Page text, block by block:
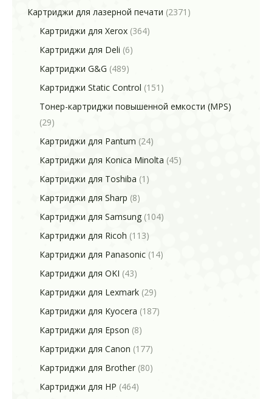
Картриджи для лазерной печати (2371)
Картриджи для Xerox (364)
Картриджи для Deli (6)
Картриджи G&G (489)
Картриджи Static Control (151)
Тонер-картриджи повышенной емкости (MPS)
(29)
Картриджи для Pantum (24)
Картриджи для Konica Minolta (45)
Картриджи для Toshiba (1)
Картриджи для Sharp (8)
Картриджи для Samsung (104)
Картриджи для Ricoh (113)
Картриджи для Panasonic (14)
Картриджи для OKI (43)
Картриджи для Lexmark (29)
Картриджи для Kyocera (187)
Картриджи для Epson (8)
Картриджи для Canon (177)
Картриджи для Brother (80)
Картриджи для HP (464)